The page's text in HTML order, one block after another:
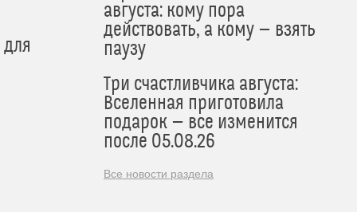
августа: кому пора
действовать, а кому — взять
паузу
Три счастливчика августа:
Вселенная приготовила
подарок — все изменится
после 05.08.26
Все новости раздела